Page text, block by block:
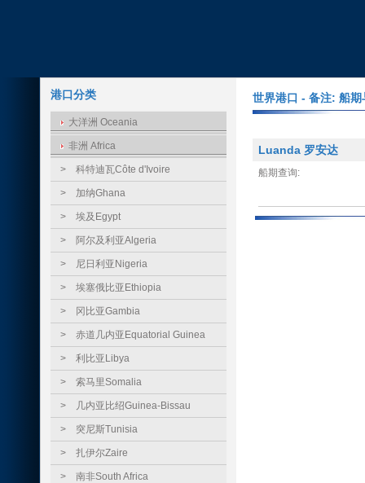
港口分类
大洋洲 Oceania
非洲 Africa
> 科特迪瓦Côte d'Ivoire
> 加纳Ghana
> 埃及Egypt
> 阿尔及利亚Algeria
> 尼日利亚Nigeria
> 埃塞俄比亚Ethiopia
> 冈比亚Gambia
> 赤道几内亚Equatorial Guinea
> 利比亚Libya
> 索马里Somalia
> 几内亚比绍Guinea-Bissau
> 突尼斯Tunisia
> 扎伊尔Zaire
> 南非South Africa
世界港口 - 备注: 船
Luanda 罗安达
船期查询: